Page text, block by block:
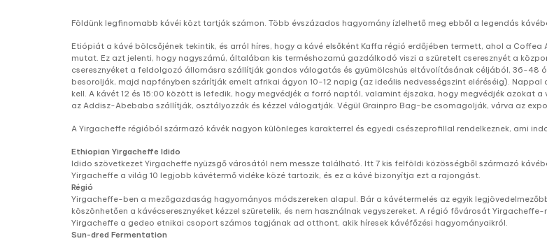
Földünk legfinomabb kávéi közt tartják számon. Több évszázados hagyomány ízlelhető meg ebből a legendás
Etiópiát a kávé bölcsőjének tekintik, és arról híres, hogy a kávé elsőként Kaffa régió erdőjében termett, ahol a
mutat. Ez azt jelenti, hogy nagyszámú, általában kis terméshozamú gazdálkodó viszi a szüretelt cseresznyét a
cseresznyéket a feldolgozó állomásra szállítják gondos válogatás és gyümölcshús eltávolításának céljából, 36-
besorolják, majd napfényben szárítják emelt afrikai ágyon 10-12 napig (az ideális nedvességszint eléréséig).
kell. A kávét 12 és 15:00 között is lefedik, hogy megvédjék a forró naptól, valamint éjszaka, hogy megvédjék azokat
az Addisz-Abebaba szállítják, osztályozzák és kézzel válogatják. Végül Grainpro Bag-be csomagolják, várva az
A Yirgacheffe régióból származó kávék nagyon különleges karakterrel és egyedi csészeprofillal rendelkeznek, ami
Ethiopian Yirgacheffe Idido
Idido szövetkezet Yirgacheffe nyüzsgő városától nem messze található. Itt 7 kis felföldi közösségből származó
Yirgacheffe a világ 10 legjobb kávétermő vidéke közé tartozik, és ez a kávé bizonyítja ezt a rajongást.
Régió
Yirgacheffe-ben a mezőgazdaság hagyományos módszereken alapul. Bár a kávétermelés az egyik
köszönhetően a kávécseresznyéket kézzel szüretelik, és nem használnak vegyszereket. A régió fővárosát
Yirgacheffe a gedeo etnikai csoport számos tagjának ad otthont, akik híresek kávéfőzési hagyományaikról.
Sun-dred Fermentation